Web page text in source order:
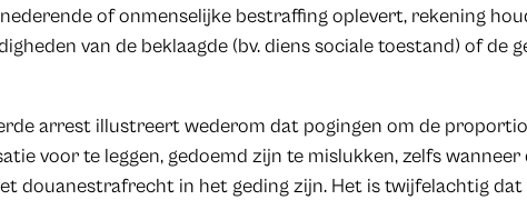
of onmenselijke bestraffing oplevert, rekening
van de beklaagde (bv. diens sociale toestand) of de
arrest illustreert wederom dat pogingen om de
voor te leggen, gedoemd zijn te mislukken, zelfs
douanestrafrecht in het geding zijn. Het is twijfelachtig dat